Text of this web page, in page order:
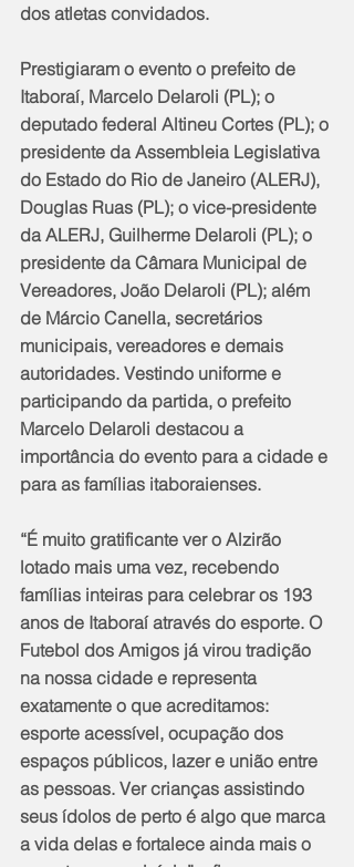
dos atletas convidados.
Prestigiaram o evento o prefeito de
Itaboraí, Marcelo Delaroli (PL); o
deputado federal Altineu Cortes (PL); o
presidente da Assembleia Legislativa
do Estado do Rio de Janeiro (ALERJ),
Douglas Ruas (PL); o vice-presidente
da ALERJ, Guilherme Delaroli (PL); o
presidente da Câmara Municipal de
Vereadores, João Delaroli (PL); além
de Márcio Canella, secretários
municipais, vereadores e demais
autoridades. Vestindo uniforme e
participando da partida, o prefeito
Marcelo Delaroli destacou a
importância do evento para a cidade e
para as famílias itaboraienses.
“É muito gratificante ver o Alzirão
lotado mais uma vez, recebendo
famílias inteiras para celebrar os 193
anos de Itaboraí através do esporte. O
Futebol dos Amigos já virou tradição
na nossa cidade e representa
exatamente o que acreditamos:
esporte acessível, ocupação dos
espaços públicos, lazer e união entre
as pessoas. Ver crianças assistindo
seus ídolos de perto é algo que marca
a vida delas e fortalece ainda mais o